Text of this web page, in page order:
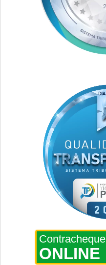
Contracheque
ONLINE